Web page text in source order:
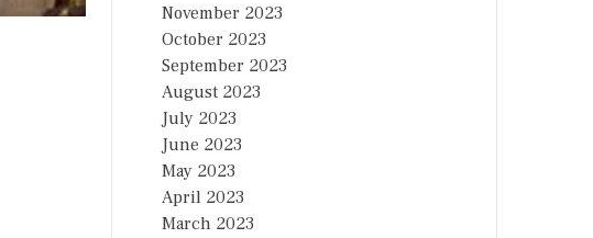
हो
November 2023
October 2023
September 2023
August 2023
July 2023
June 2023
May 2023
April 2023
March 2023